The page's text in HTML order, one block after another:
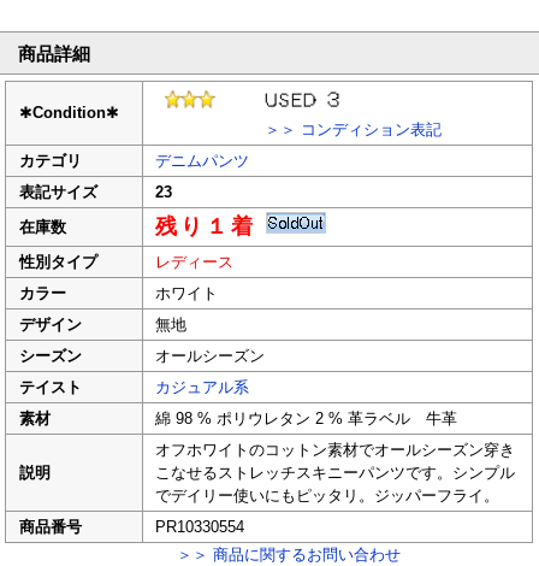
商品詳細
✱Condition✱
＞＞ コンディション表記
カテゴリ
デニムパンツ
表記サイズ
23
在庫数
残り１着
性別タイプ
レディース
カラー
ホワイト
デザイン
無地
シーズン
オールシーズン
テイスト
カジュアル系
素材
綿 98 % ポリウレタン 2 % 革ラベル 牛革
説明
オフホワイトのコットン素材でオールシーズン穿き
こなせるストレッチスキニーパンツです。シンプル
でデイリー使いにもピッタリ。ジッパーフライ。
商品番号
PR10330554
＞＞ 商品に関するお問い合わせ